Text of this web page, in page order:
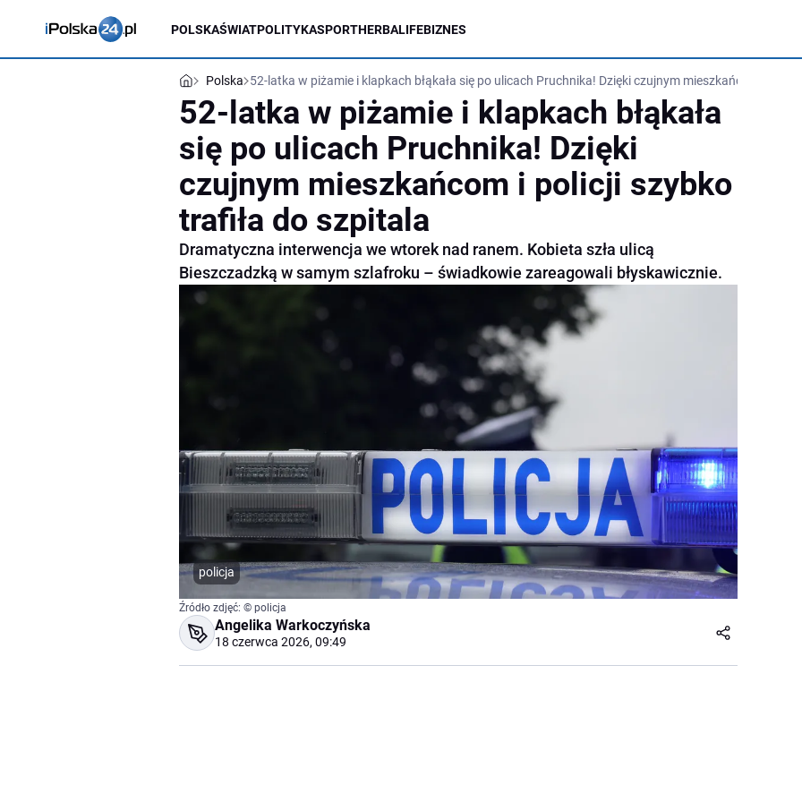
POLSKAŚWIATPOLITYKASPORTHERBALIFEBIZNES
Polska 52-latka w piżamie i klapkach błąkała się po ulicach Pruchnika! Dzięki czujnym mieszkańcom i policji
52-latka w piżamie i klapkach błąkała
się po ulicach Pruchnika! Dzięki
czujnym mieszkańcom i policji szybko
trafiła do szpitala
Dramatyczna interwencja we wtorek nad ranem. Kobieta szła ulicą
Bieszczadzką w samym szlafroku – świadkowie zareagowali błyskawicznie.
policja
Źródło zdjęć: © policja
Angelika Warkoczyńska
18 czerwca 2026, 09:49